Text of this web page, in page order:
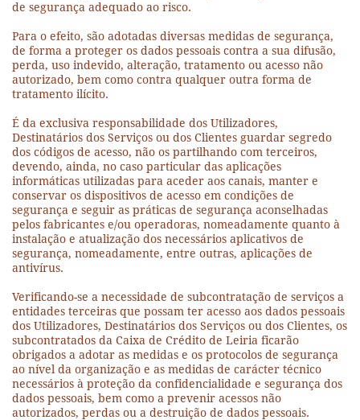
de segurança adequado ao risco.
Para o efeito, são adotadas diversas medidas de segurança,
de forma a proteger os dados pessoais contra a sua difusão,
perda, uso indevido, alteração, tratamento ou acesso não
autorizado, bem como contra qualquer outra forma de
tratamento ilícito.
É da exclusiva responsabilidade dos Utilizadores,
Destinatários dos Serviços ou dos Clientes guardar segredo
dos códigos de acesso, não os partilhando com terceiros,
devendo, ainda, no caso particular das aplicações
informáticas utilizadas para aceder aos canais, manter e
conservar os dispositivos de acesso em condições de
segurança e seguir as práticas de segurança aconselhadas
pelos fabricantes e/ou operadoras, nomeadamente quanto à
instalação e atualização dos necessários aplicativos de
segurança, nomeadamente, entre outras, aplicações de
antivírus.
Verificando-se a necessidade de subcontratação de serviços a
entidades terceiras que possam ter acesso aos dados pessoais
dos Utilizadores, Destinatários dos Serviços ou dos Clientes, os
subcontratados da Caixa de Crédito de Leiria ficarão
obrigados a adotar as medidas e os protocolos de segurança
ao nível da organização e as medidas de carácter técnico
necessários à proteção da confidencialidade e segurança dos
dados pessoais, bem como a prevenir acessos não
autorizados, perdas ou a destruição de dados pessoais.